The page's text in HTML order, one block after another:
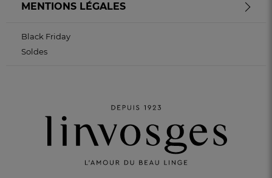
MENTIONS LÉGALES
Black Friday
Soldes